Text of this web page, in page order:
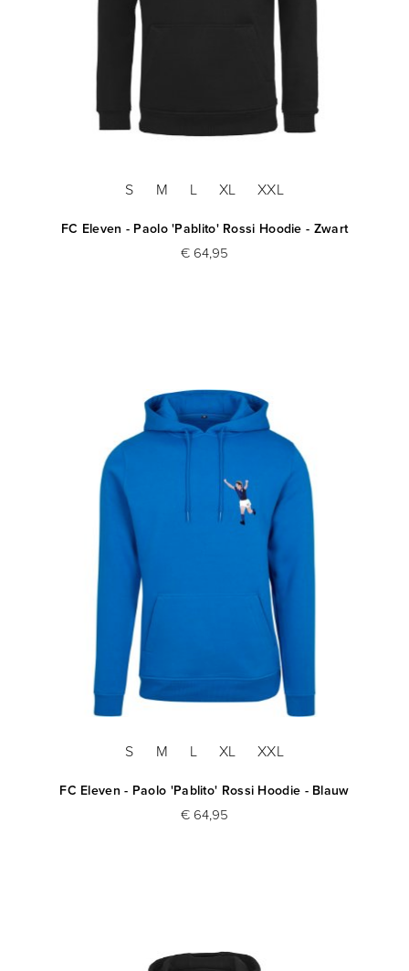
S M L XL XXL
FC Eleven - Paolo 'Pablito' Rossi Hoodie - Zwart
€ 64,95
S M L XL XXL
FC Eleven - Paolo 'Pablito' Rossi Hoodie - Blauw
€ 64,95